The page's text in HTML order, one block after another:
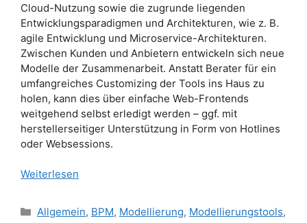
Cloud-Nutzung sowie die zugrunde liegenden
Entwicklungsparadigmen und Architekturen, wie z. B.
agile Entwicklung und Microservice-Architekturen.
Zwischen Kunden und Anbietern entwickeln sich neue
Modelle der Zusammenarbeit. Anstatt Berater für ein
umfangreiches Customizing der Tools ins Haus zu
holen, kann dies über einfache Web-Frontends
weitgehend selbst erledigt werden – ggf. mit
herstellerseitiger Unterstützung in Form von Hotlines
oder Websessions.
Weiterlesen
Kategorien
Allgemein, BPM, Modellierung, Modellierungstools,